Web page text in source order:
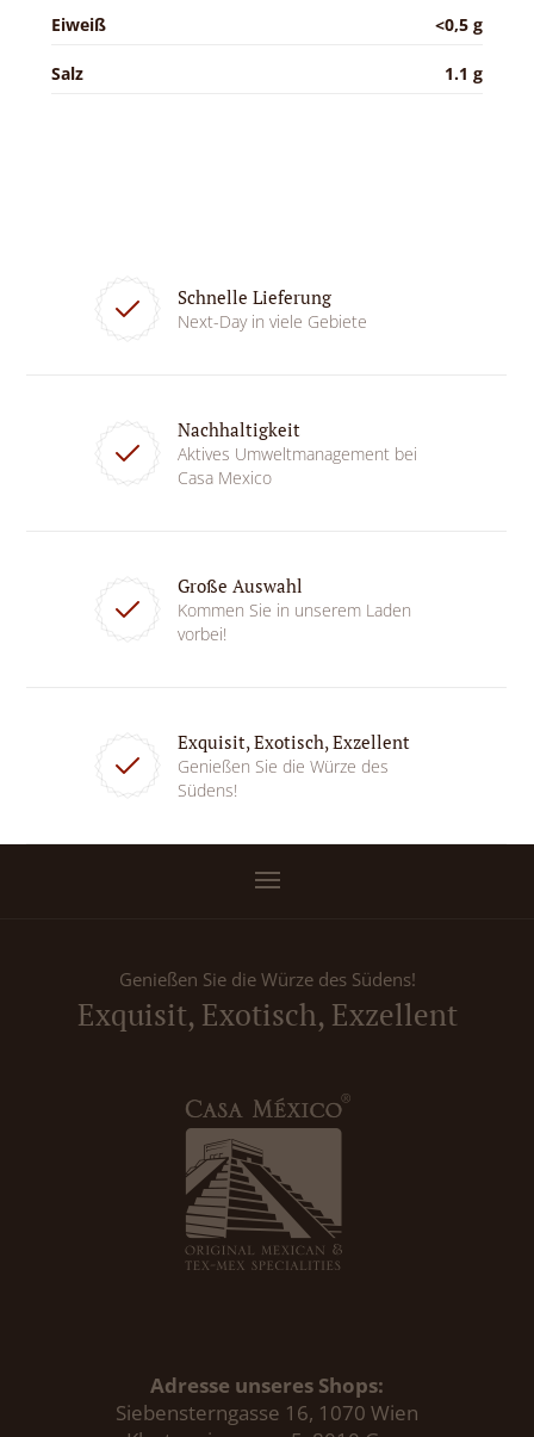
Eiweiß <0,5 g
Salz 1.1 g
Schnelle Lieferung
Next-Day in viele Gebiete
Nachhaltigkeit
Aktives Umweltmanagement bei
Casa Mexico
Große Auswahl
Kommen Sie in unserem Laden
vorbei!
Exquisit, Exotisch, Exzellent
Genießen Sie die Würze des
Südens!
Genießen Sie die Würze des Südens!
Exquisit, Exotisch, Exzellent
Adresse unseres Shops:
Siebensterngasse 16, 1070 Wien